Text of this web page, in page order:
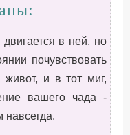
двигается в ней, но
почувствовать
и в тот миг,
вашего чада -
навсегда.